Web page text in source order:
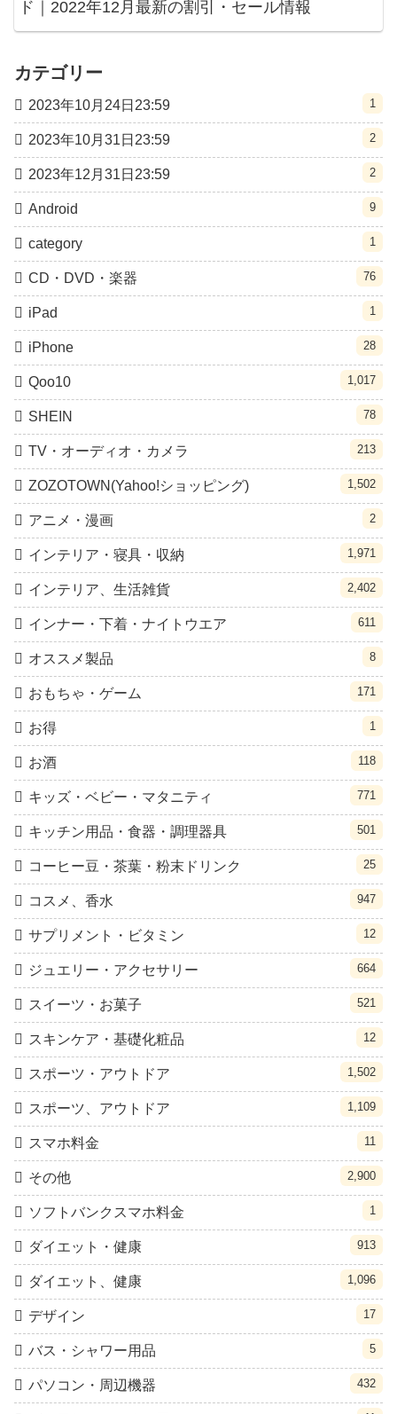
ド｜2022年12月最新の割引・セール情報
カテゴリー
2023年10月24日23:59 1
2023年10月31日23:59 2
2023年12月31日23:59 2
Android 9
category 1
CD・DVD・楽器 76
iPad 1
iPhone 28
Qoo10 1,017
SHEIN 78
TV・オーディオ・カメラ 213
ZOZOTOWN(Yahoo!ショッピング) 1,502
アニメ・漫画 2
インテリア・寝具・収納 1,971
インテリア、生活雑貨 2,402
インナー・下着・ナイトウエア 611
オススメ製品 8
おもちゃ・ゲーム 171
お得 1
お酒 118
キッズ・ベビー・マタニティ 771
キッチン用品・食器・調理器具 501
コーヒー豆・茶葉・粉末ドリンク 25
コスメ、香水 947
サプリメント・ビタミン 12
ジュエリー・アクセサリー 664
スイーツ・お菓子 521
スキンケア・基礎化粧品 12
スポーツ・アウトドア 1,502
スポーツ、アウトドア 1,109
スマホ料金 11
その他 2,900
ソフトバンクスマホ料金 1
ダイエット・健康 913
ダイエット、健康 1,096
デザイン 17
バス・シャワー用品 5
パソコン・周辺機器 432